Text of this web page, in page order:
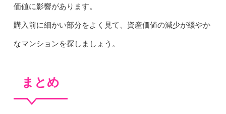
価値に影響があります。
購入前に細かい部分をよく見て、資産価値の減少が緩やか
なマンションを探しましょう。
まとめ